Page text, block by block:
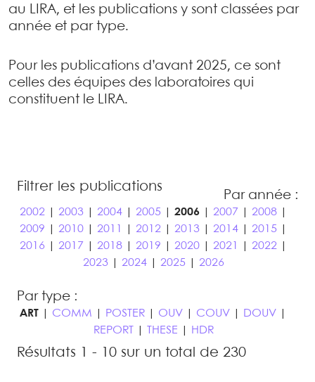
au LIRA, et les publications y sont classées par
année et par type.
Pour les publications d’avant 2025, ce sont
celles des équipes des laboratoires qui
constituent le LIRA.
Filtrer les publications
Par année :
2002| 2003| 2004| 2005| 2006| 2007 2008|
2009
2010| 2011 2012| 2013| 2014| 2015|
2016
2017 2018| 2019 2020| 2021 2022|
2023| 2024| 2025| 2026
Par type :
ART COMM POSTER OUV COUV DOUV
REPORT
THESE HDR
Résultats 1 - 10 sur un total de 230